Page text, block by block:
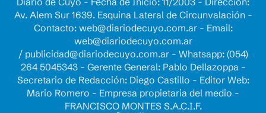
Av. Alem Sur 1639. Esquina Lateral de Circunvalación -
Contacto: web@diariodecuyo.com.ar- Email:
web@diariodecuyo.com.ar
/ publicidad@diariodecuyo.com.ar- Whatsapp: (054)
264 5045343 - Gerente General: Pablo Dellazoppa -
Secretario de Redacción: Diego Castillo - Editor Web:
Mario Romero - Empresa propietaria del medio -
FRANCISCO MONTES S.A.C.I.F.